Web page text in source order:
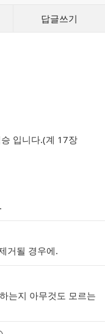
답글쓰기
입니다.(계 17장
거될 경우에.
는지 아무것도 모르는